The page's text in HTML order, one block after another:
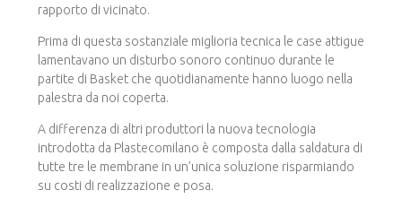
rapporto di vicinato.
Prima di questa sostanziale miglioria tecnica le case attigue
lamentavano un disturbo sonoro continuo durante le
partite di Basket che quotidianamente hanno luogo nella
palestra da noi coperta.
A differenza di altri produttori la nuova tecnologia
introdotta da Plastecomilano è composta dalla saldatura di
tutte tre le membrane in un’unica soluzione risparmiando
su costi di realizzazione e posa.